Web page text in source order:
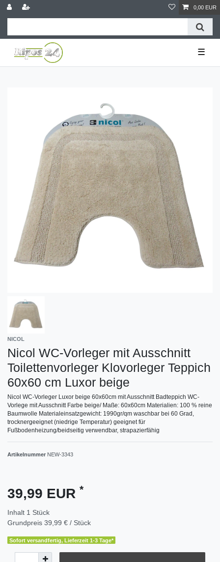
0,00 EUR
☰
NICOL
Nicol WC-Vorleger mit Ausschnitt
Toilettenvorleger Klovorleger Teppich
60x60 cm Luxor beige
Nicol WC-Vorleger Luxor beige 60x60cm mit Ausschnitt Badteppich WC-
Vorlege mit Ausschnitt Farbe beige/ Maße: 60x60cm Materialien: 100 % reine
Baumwolle Materialeinsatzgewicht: 1990gr/qm waschbar bei 60 Grad,
trocknergeeignet (niedrige Temperatur) geeignet für
Fußbodenheizung/beidseitig verwendbar, strapazierfähig
Artikelnummer NEW-3343
39,99 EUR *
Inhalt 1 Stück
Grundpreis 39,99 € / Stück
Sofort versandfertig, Lieferzeit 1-3 Tage*